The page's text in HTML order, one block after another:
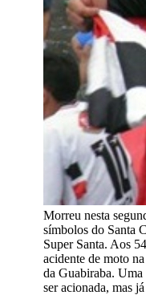
Morreu nesta
símbolos do Santa
Super Santa. Aos
acidente de moto
da Guabiraba.
ser acionada, mas